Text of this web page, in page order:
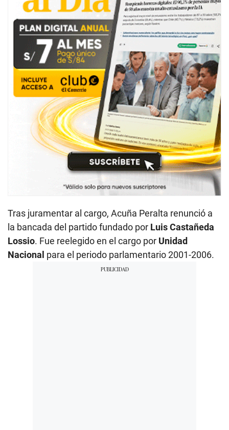
Tras juramentar al cargo, Acuña Peralta renunció a
la bancada del partido fundado por Luis Castañeda
Lossio. Fue reelegido en el cargo por Unidad
Nacional para el periodo parlamentario 2001-2006.